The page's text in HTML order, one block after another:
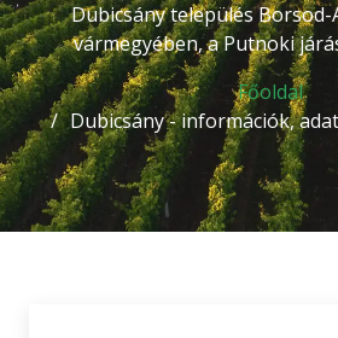
Dubicsány település
vármegyében, a Putnoki
Főoldal
Dubicsány - információk,